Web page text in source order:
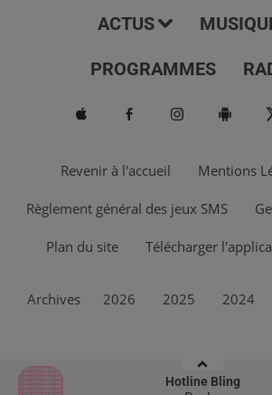
Hotline Bling
ACTUS
PROGRAMMES
Revenir à l'accueil Mentions
Règlement général des jeux SMS
Plan du site Télécharger
Archives 2026 2025 2024